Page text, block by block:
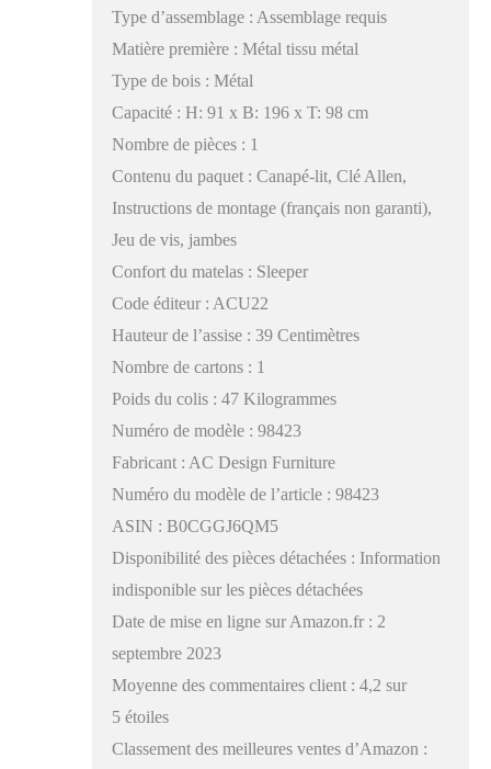
Type d’assemblage : Assemblage requis
Matière première : Métal tissu métal
Type de bois : Métal
Capacité : H: 91 x B: 196 x T: 98 cm
Nombre de pièces : 1
Contenu du paquet : Canapé-lit, Clé Allen,
Instructions de montage (français non garanti),
Jeu de vis, jambes
Confort du matelas : Sleeper
Code éditeur : ACU22
Hauteur de l’assise : 39 Centimètres
Nombre de cartons : 1
Poids du colis : 47 Kilogrammes
Numéro de modèle : 98423
Fabricant : AC Design Furniture
Numéro du modèle de l’article : 98423
ASIN : B0CGGJ6QM5
Disponibilité des pièces détachées : Information
indisponible sur les pièces détachées
Date de mise en ligne sur Amazon.fr : 2
septembre 2023
Moyenne des commentaires client : 4,2 sur
5 étoiles
Classement des meilleures ventes d’Amazon :